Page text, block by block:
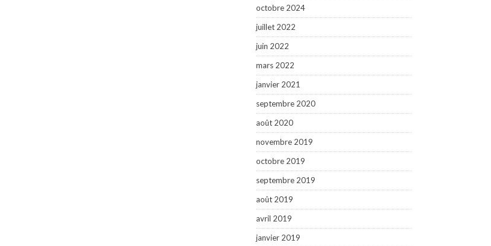
octobre 2024
juillet 2022
juin 2022
mars 2022
janvier 2021
septembre 2020
août 2020
novembre 2019
octobre 2019
septembre 2019
août 2019
avril 2019
janvier 2019